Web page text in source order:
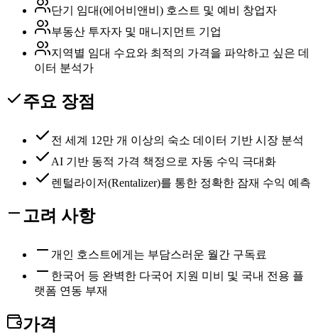
단기 임대(에어비앤비) 호스트 및 예비 창업자
부동산 투자자 및 매니지먼트 기업
지역별 임대 수요와 최적의 가격을 파악하고 싶은 데
이터 분석가
주요 장점
전 세계 12만 개 이상의 숙소 데이터 기반 시장 분석
AI 기반 동적 가격 책정으로 자동 수익 극대화
렌털라이저(Rentalizer)를 통한 정확한 잠재 수익 예측
고려 사항
개인 호스트에게는 부담스러운 월간 구독료
한국어 등 완벽한 다국어 지원 미비 및 국내 전용 플
랫폼 연동 부재
가격